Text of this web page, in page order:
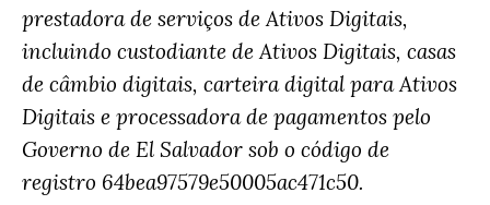
prestadora de serviços de Ativos Digitais,
incluindo custodiante de Ativos Digitais, casas
de câmbio digitais, carteira digital para Ativos
Digitais e processadora de pagamentos pelo
Governo de El Salvador sob o código de
registro 64bea97579e50005ac471c50.